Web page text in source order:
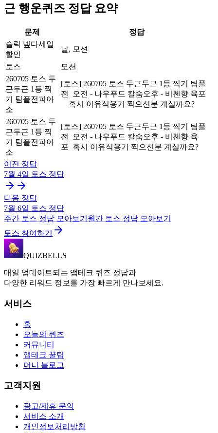
근 행운퀴즈 정답 요약
문제
정답
슬릭 넾다세일
할인
날, 모션
토스
모션
260705 토스 두
근두근 1등 찍
기 팀플전피아
소
[토스] 260705 토스 두근두근 1등 찍기 팀플
전 오전 - 나우푸드 칼숨오후 - 비첸향 육포
혹시 이유식용기 찍으신분 계실까요?
260705 토스 두
근두근 1등 찍
기 팀플전피아
소
[토스] 260705 토스 두근두근 1등 찍기 팀플
전 오전 - 나우푸드 칼숨오후 - 비첸향 육
포 혹시 이유식용기 찍으신분 계실까요?
이전 정답
7월 4일 토스 정답
다음 정답
7월 6일 토스 정답
주간 토스 정답 모아보기 월간 토스 정답 모아보기
토스 참여하기
QUIZBELLS
매일 업데이트되는 앱테크 퀴즈 정답과
다양한 리워드 정보를 가장 빠르게 만나보세요.
서비스
홈
오늘의 퀴즈
커뮤니티
앱테크 꿀팁
머니 블로그
고객지원
광고/제휴 문의
서비스 소개
개인정보처리방침